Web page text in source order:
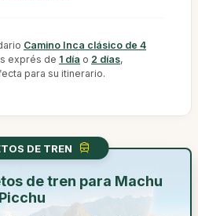
Camino Inca clásico de 4
exprés de 1 día o 2 días,
para su itinerario.
DE TREN
de tren para Machu
Picchu